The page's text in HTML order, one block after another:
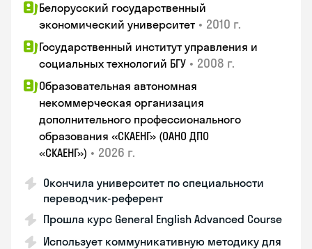
Белорусский государственный
экономический университет • 2010 г.
Государственный институт управления и
социальных технологий БГУ • 2008 г.
Образовательная автономная
некоммерческая организация
дополнительного профессионального
образования «СКАЕНГ» (ОАНО ДПО
«СКАЕНГ») • 2026 г.
Окончила университет по специальности
переводчик-референт
Прошла курс General English Advanced Course
Использует коммуникативную методику для